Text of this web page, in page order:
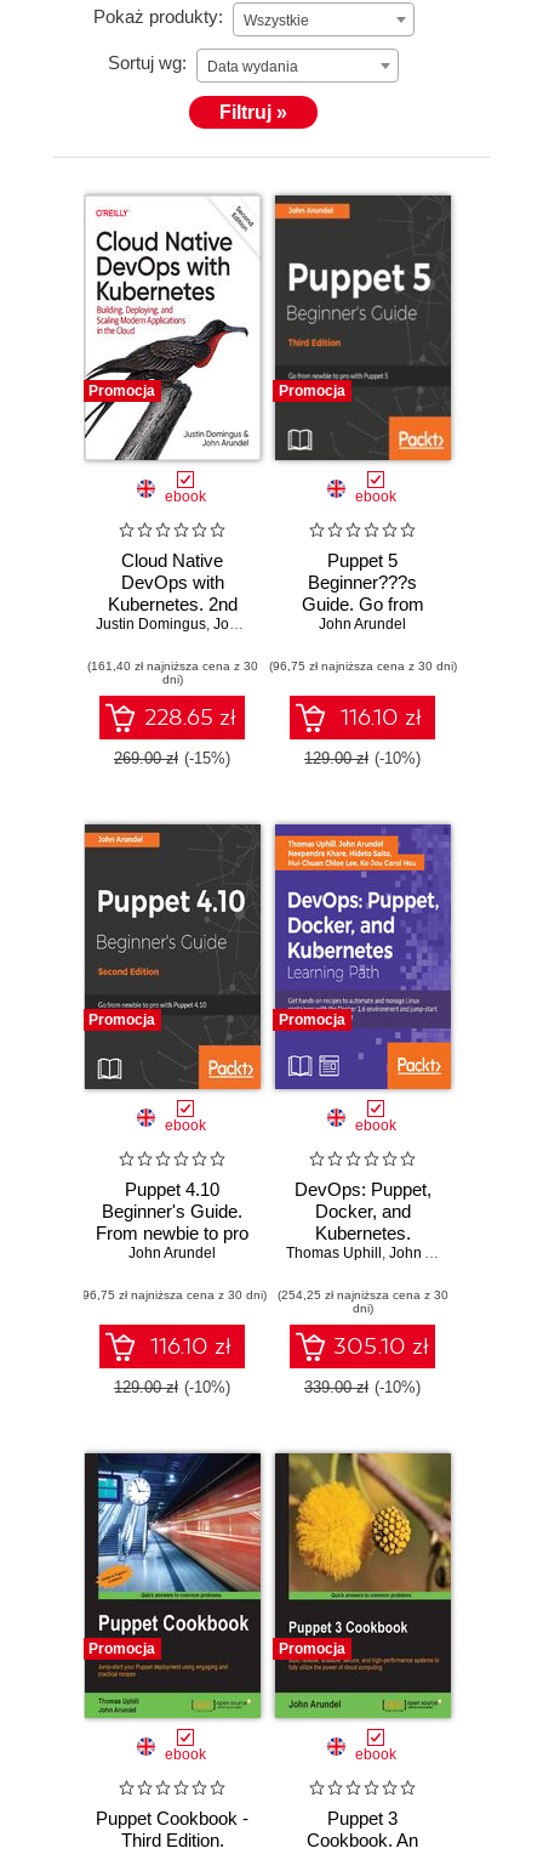
Pokaż produkty: Wszystkie
Sortuj wg: Data wydania
Filtruj »
Promocja
ebook
Cloud Native
DevOps with
Kubernetes. 2nd
Edition
Justin Domingus, John Arundel
(161,40 zł najniższa cena z 30
dni)
228.65 zł
269.00 zł (-15%)
Promocja
ebook
Puppet 5
Beginner???s
Guide. Go from
newbie to pro with
Edition
John Arundel
(96,75 zł najniższa cena z 30 dni)
116.10 zł
129.00 zł (-10%)
Promocja
ebook
Puppet 4.10
Beginner's Guide.
From newbie to pro
with Puppet 4.10 -
John Arundel
(96,75 zł najniższa cena z 30 dni)
116.10 zł
129.00 zł (-10%)
Promocja
ebook
DevOps: Puppet,
Docker, and
Kubernetes.
Practical recipes to
DevOps with
powerful tools
Thomas Uphill , John Arundel
(254,25 zł najniższa cena z 30
dni)
305.10 zł
339.00 zł (-10%)
Promocja
ebook
Puppet Cookbook -
Third Edition.
Promocja
ebook
Puppet 3
Cookbook. An